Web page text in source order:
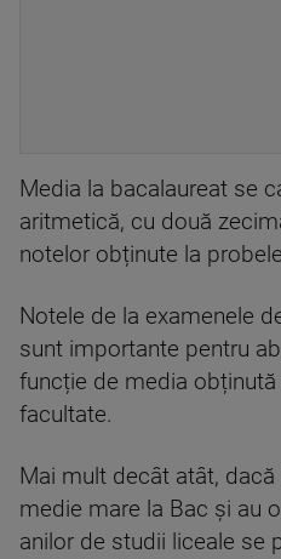
Media la bacalaureat se
aritmetică, cu două
notelor obținute la
Notele de la examenele
sunt importante pentru
funcție de media
facultate.
Mai mult decât atât,
medie mare la Bac și au
anilor de studii liceale se